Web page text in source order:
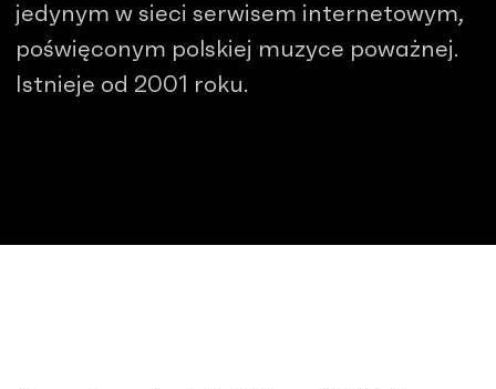
jedynym w sieci serwisem internetowym,
poświęconym polskiej muzyce poważnej.
Istnieje od 2001 roku.